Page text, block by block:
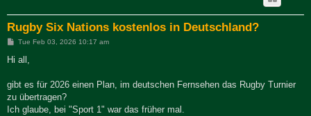
Rugby Six Nations kostenlos in Deutschland?
PTue Feb 03, 2026 10:17 am
Hi all,
gibt es für 2026 einen Plan, im deutschen Fernsehen das Rugby Turnier
zu übertragen?
Ich glaube, bei "Sport 1" war das früher mal.